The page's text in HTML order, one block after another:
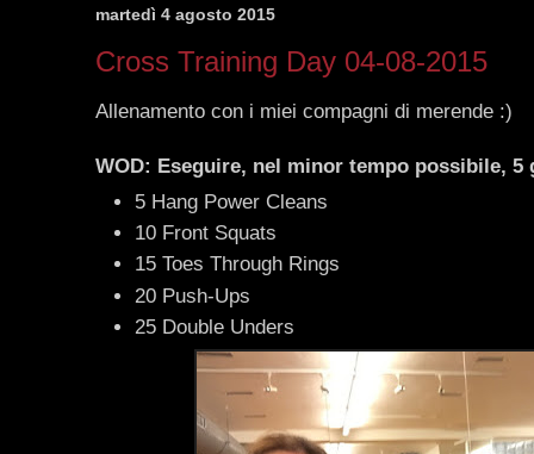
martedì 4 agosto 2015
Cross Training Day 04-08-2015
Allenamento con i miei compagni di merende :)
WOD: Eseguire, nel minor tempo possibile,
5 Hang Power Cleans
10 Front Squats
15 Toes Through Rings
20 Push-Ups
25 Double Unders